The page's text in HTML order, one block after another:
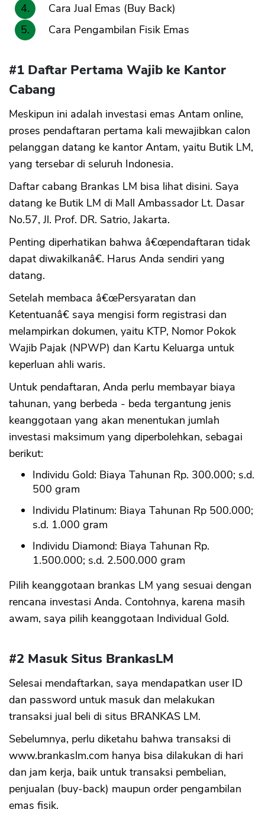
Cara Jual Emas (Buy Back)
Cara Pengambilan Fisik Emas
#1 Daftar Pertama Wajib ke Kantor
Cabang
Meskipun ini adalah investasi emas Antam online,
proses pendaftaran pertama kali mewajibkan calon
pelanggan datang ke kantor Antam, yaitu Butik LM,
yang tersebar di seluruh Indonesia.
Daftar cabang Brankas LM bisa lihat disini. Saya
datang ke Butik LM di Mall Ambassador Lt. Dasar
No.57, Jl. Prof. DR. Satrio, Jakarta.
Penting diperhatikan bahwa â€œpendaftaran tidak
dapat diwakilkanâ€. Harus Anda sendiri yang
datang.
Setelah membaca â€œPersyaratan dan
Ketentuanâ€ saya mengisi form registrasi dan
melampirkan dokumen, yaitu KTP, Nomor Pokok
Wajib Pajak (NPWP) dan Kartu Keluarga untuk
keperluan ahli waris.
Untuk pendaftaran, Anda perlu membayar biaya
tahunan, yang berbeda - beda tergantung jenis
keanggotaan yang akan menentukan jumlah
investasi maksimum yang diperbolehkan, sebagai
berikut:
Individu Gold: Biaya Tahunan Rp. 300.000; s.d.
500 gram
Individu Platinum: Biaya Tahunan Rp 500.000;
s.d. 1.000 gram
Individu Diamond: Biaya Tahunan Rp.
1.500.000; s.d. 2.500.000 gram
Pilih keanggotaan brankas LM yang sesuai dengan
rencana investasi Anda. Contohnya, karena masih
awam, saya pilih keanggotaan Individual Gold.
#2 Masuk Situs BrankasLM
Selesai mendaftarkan, saya mendapatkan user ID
dan password untuk masuk dan melakukan
transaksi jual beli di situs BRANKAS LM.
Sebelumnya, perlu diketahu bahwa transaksi di
www.brankaslm.com hanya bisa dilakukan di hari
dan jam kerja, baik untuk transaksi pembelian,
penjualan (buy-back) maupun order pengambilan
emas fisik.